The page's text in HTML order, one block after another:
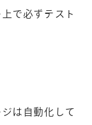
で必ずテスト
は自動化して